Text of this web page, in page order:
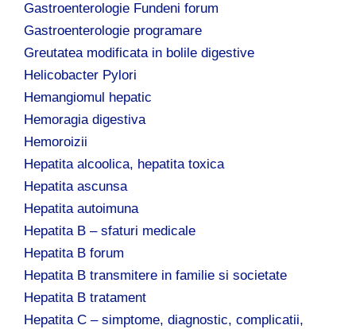
Gastroenterologie Fundeni forum
Gastroenterologie programare
Greutatea modificata in bolile digestive
Helicobacter Pylori
Hemangiomul hepatic
Hemoragia digestiva
Hemoroizii
Hepatita alcoolica, hepatita toxica
Hepatita ascunsa
Hepatita autoimuna
Hepatita B – sfaturi medicale
Hepatita B forum
Hepatita B transmitere in familie si societate
Hepatita B tratament
Hepatita C – simptome, diagnostic, complicatii,